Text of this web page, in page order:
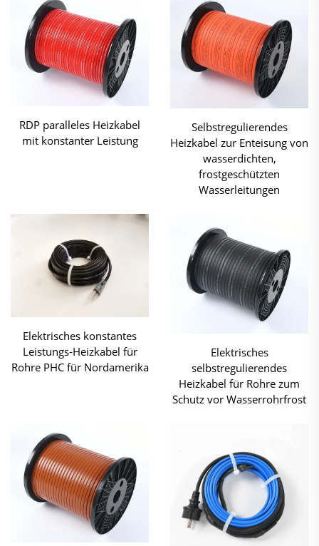
RDP paralleles Heizkabel
mit konstanter Leistung
Selbstregulierendes
Heizkabel zur Enteisung von
wasserdichten,
frostgeschützten
Wasserleitungen
Elektrisches konstantes
Leistungs-Heizkabel für
Rohre PHC für Nordamerika
Elektrisches
selbstregulierendes
Heizkabel für Rohre zum
Schutz vor Wasserrohrfrost